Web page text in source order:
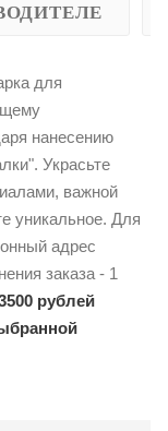
для
нанесению
Украсьте
важной
уникальное. Для
адрес
заказа - 1
рублей